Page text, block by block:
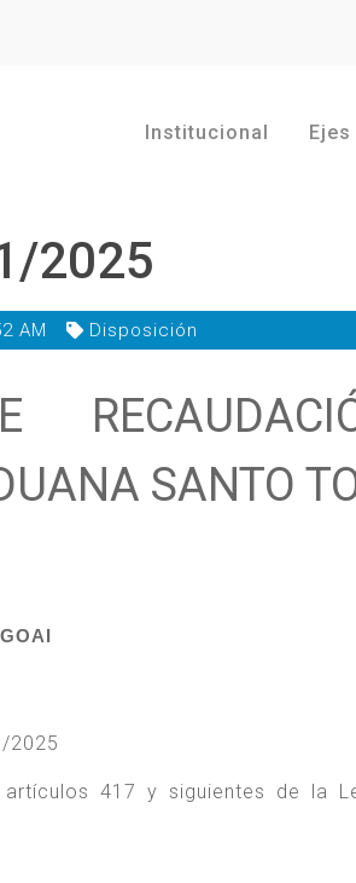
Institucional
2025
AM Disposición
SANTO
2025
417 y siguientes de la